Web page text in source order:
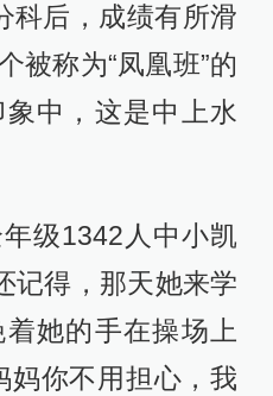
科后，成绩有所滑
被称为“凤凰班”的
中，这是中上水
级1342人中小凯
记得，那天她来学
她的手在操场上
妈你不用担心，我